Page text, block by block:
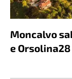
Moncalvo
e Orsolina28